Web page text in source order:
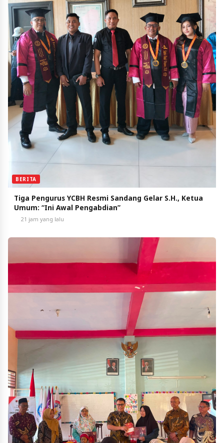
BERITA
Tiga Pengurus YCBH Resmi Sandang Gelar S.H., Ketua
Umum: “Ini Awal Pengabdian”
21 jam yang lalu